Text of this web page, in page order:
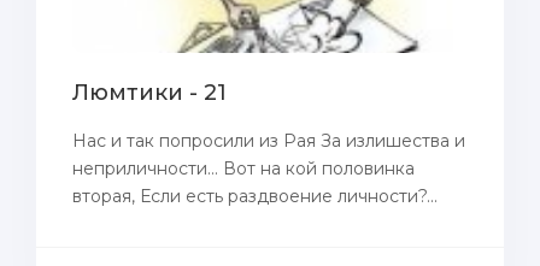
Люмтики - 21
Нас и так попросили из Рая За излишества и
неприличности... Вот на кой половинка
вторая, Если есть раздвоение личности?...